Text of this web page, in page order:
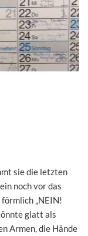
sie die letzten
noch vor das
„NEIN!
glatt als
Armen, die Hände